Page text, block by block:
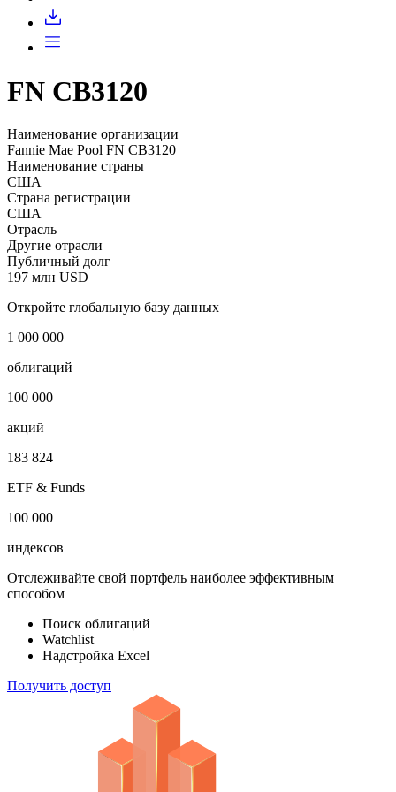
FN CB3120
Наименование организации
Fannie Mae Pool FN CB3120
Наименование страны
США
Страна регистрации
США
Отрасль
Другие отрасли
Публичный долг
197 млн USD
Откройте глобальную базу данных
1 000 000
облигаций
100 000
акций
183 824
ETF & Funds
100 000
индексов
Отслеживайте свой портфель наиболее эффективным
способом
Поиск облигаций
Watchlist
Надстройка Excel
Получить доступ